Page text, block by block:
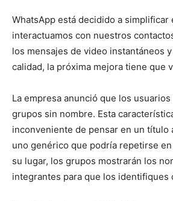
WhatsApp está decidido a simplificar
interactuamos con nuestros
los mensajes de video instantáneos
calidad, la próxima mejora tiene que
La empresa anunció que los
grupos sin nombre. Esta
inconveniente de pensar en un título
uno genérico que podría repetirse
su lugar, los grupos mostrarán los
integrantes para que los identifiques